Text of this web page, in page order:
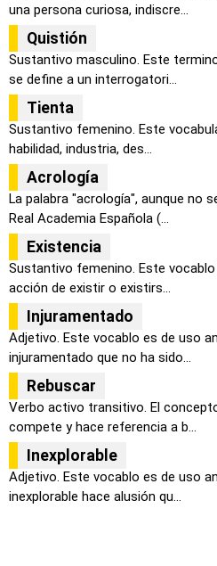
una persona curiosa, indiscre...
Quistión
Sustantivo masculino. Este
se define a un interrogatori...
Tienta
Sustantivo femenino. Este
habilidad, industria, des...
Acrología
La palabra "acrología", aunque no
Real Academia Española (...
Existencia
Sustantivo femenino. Este
acción de existir o existirs...
Injuramentado
Adjetivo. Este vocablo es de uso
injuramentado que no ha sido...
Rebuscar
Verbo activo transitivo. El
compete y hace referencia a b...
Inexplorable
Adjetivo. Este vocablo es de uso
inexplorable hace alusión qu...